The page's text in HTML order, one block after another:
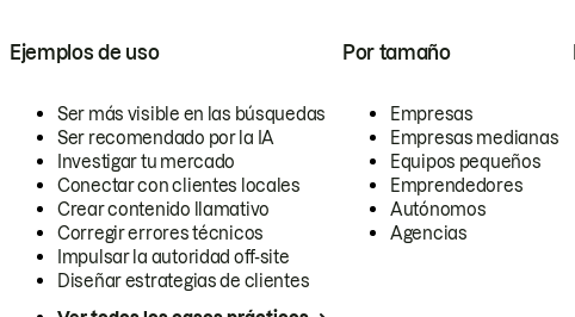
Ejemplos de uso
Ser más visible en las búsquedas
Ser recomendado por la IA
Investigar tu mercado
Conectar con clientes locales
Crear contenido llamativo
Corregir errores técnicos
Impulsar la autoridad off-site
Diseñar estrategias de clientes
Por tamaño
Empresas
Empresas medianas
Equipos pequeños
Emprendedores
Autónomos
Agencias